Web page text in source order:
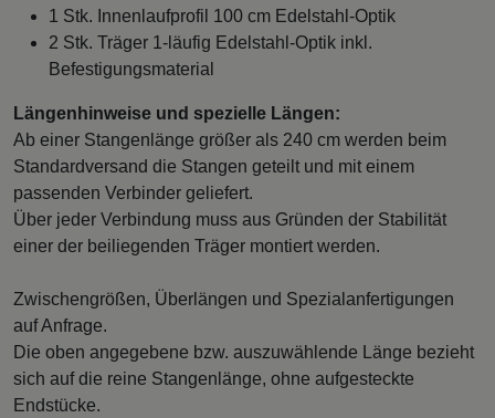
1 Stk. Innenlaufprofil 100 cm Edelstahl-Optik
2 Stk. Träger 1-läufig Edelstahl-Optik inkl.
Befestigungsmaterial
Längenhinweise und spezielle Längen:
Ab einer Stangenlänge größer als 240 cm werden beim
Standardversand die Stangen geteilt und mit einem
passenden Verbinder geliefert.
Über jeder Verbindung muss aus Gründen der Stabilität
einer der beiliegenden Träger montiert werden.
Zwischengrößen, Überlängen und Spezialanfertigungen
auf Anfrage.
Die oben angegebene bzw. auszuwählende Länge bezieht
sich auf die reine Stangenlänge, ohne aufgesteckte
Endstücke.